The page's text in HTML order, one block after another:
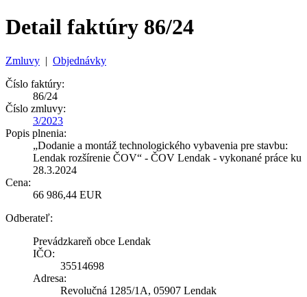
Detail faktúry 86/24
Zmluvy | Objednávky
Číslo faktúry:
86/24
Číslo zmluvy:
3/2023
Popis plnenia:
„Dodanie a montáž technologického vybavenia pre stavbu:
Lendak rozšírenie ČOV“ - ČOV Lendak - vykonané práce ku
28.3.2024
Cena:
66 986,44 EUR
Odberateľ:
Prevádzkareň obce Lendak
IČO:
35514698
Adresa:
Revolučná 1285/1A, 05907 Lendak